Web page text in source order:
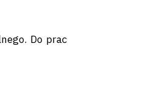
Do prac